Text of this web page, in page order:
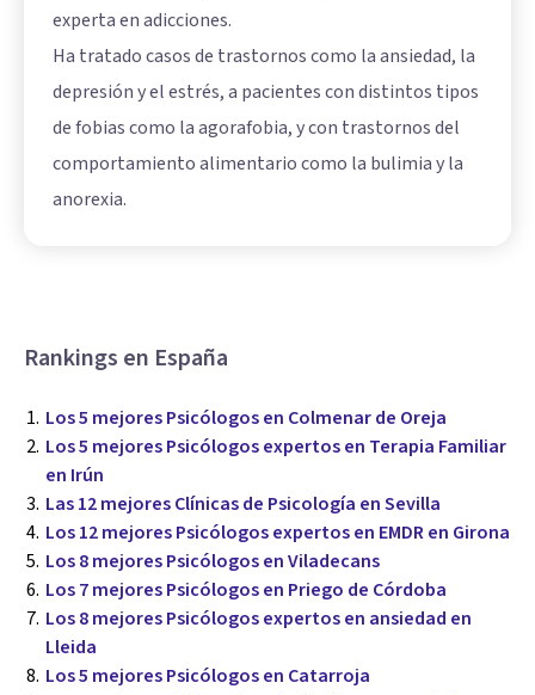
experta en adicciones.
Ha tratado casos de trastornos como la ansiedad, la
depresión y el estrés, a pacientes con distintos tipos
de fobias como la agorafobia, y con trastornos del
comportamiento alimentario como la bulimia y la
anorexia.
Rankings en España
Los 5 mejores Psicólogos en Colmenar de Oreja
Los 5 mejores Psicólogos expertos en Terapia Familiar
en Irún
Las 12 mejores Clínicas de Psicología en Sevilla
Los 12 mejores Psicólogos expertos en EMDR en Girona
Los 8 mejores Psicólogos en Viladecans
Los 7 mejores Psicólogos en Priego de Córdoba
Los 8 mejores Psicólogos expertos en ansiedad en
Lleida
Los 5 mejores Psicólogos en Catarroja